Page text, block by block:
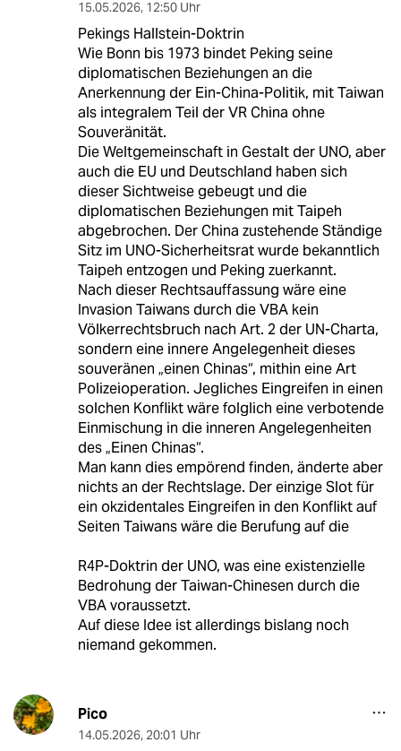
15.05.2026, 12:50 Uhr
Pekings Hallstein-Doktrin
Wie Bonn bis 1973 bindet Peking seine
diplomatischen Beziehungen an die
Anerkennung der Ein-China-Politik, mit Taiwan
als integralem Teil der VR China ohne
Souveränität.
Die Weltgemeinschaft in Gestalt der UNO, aber
auch die EU und Deutschland haben sich
dieser Sichtweise gebeugt und die
diplomatischen Beziehungen mit Taipeh
abgebrochen. Der China zustehende Ständige
Sitz im UNO-Sicherheitsrat wurde bekanntlich
Taipeh entzogen und Peking zuerkannt.
Nach dieser Rechtsauffassung wäre eine
Invasion Taiwans durch die VBA kein
Völkerrechtsbruch nach Art. 2 der UN-Charta,
sondern eine innere Angelegenheit dieses
souveränen „einen Chinas“, mithin eine Art
Polizeioperation. Jegliches Eingreifen in einen
solchen Konflikt wäre folglich eine verbotende
Einmischung in die inneren Angelegenheiten
des „Einen Chinas“.
Man kann dies empörend finden, änderte aber
nichts an der Rechtslage. Der einzige Slot für
ein okzidentales Eingreifen in den Konflikt auf
Seiten Taiwans wäre die Berufung auf die
R4P-Doktrin der UNO, was eine existenzielle
Bedrohung der Taiwan-Chinesen durch die
VBA voraussetzt.
Auf diese Idee ist allerdings bislang noch
niemand gekommen.
Pico
14.05.2026, 20:01 Uhr